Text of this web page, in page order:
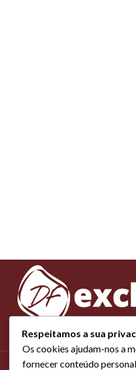
Respeitamos a sua
Os cookies ajudam-nos a
fornecer conteúdo